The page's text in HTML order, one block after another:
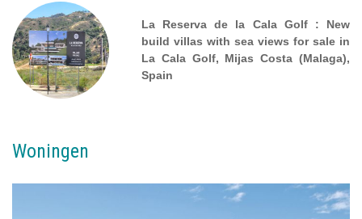
La Reserva de la Cala Golf : New
build villas with sea views for sale in
La Cala Golf, Mijas Costa (Malaga),
Spain
Woningen